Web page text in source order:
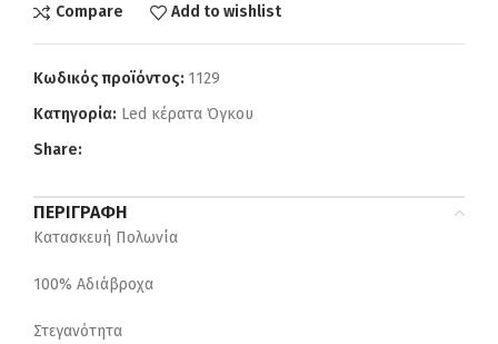
Compare Add to wishlist
Κωδικός προϊόντος: 1129
Κατηγορία: Led κέρατα Όγκου
Share:
ΠΕΡΙΓΡΑΦΉ
Κατασκευή Πολωνία
100% Αδιάβροχα
Στεγανότητα